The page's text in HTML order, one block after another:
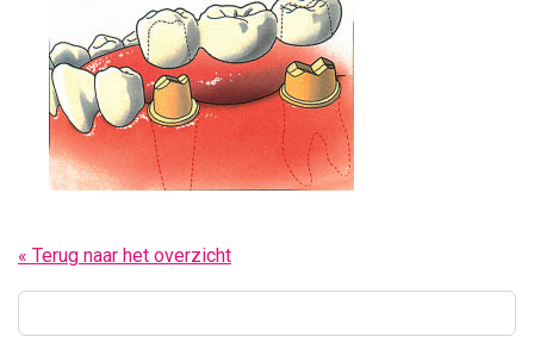
« Terug naar het overzicht